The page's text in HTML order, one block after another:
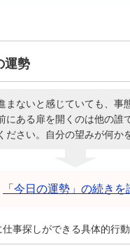
運勢
まないと感じていても、事
にある扉を開くのは他の誰
ださい。自分の望みが何か
ることを前提に、深刻にな
が、今日は物事がうまくい
「今日の運勢」の続きを
事探しができる具体的行